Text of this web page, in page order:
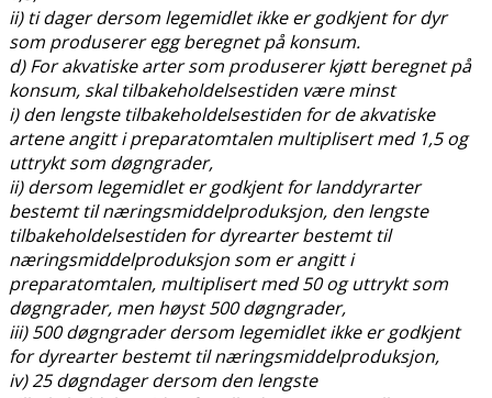
ii) ti dager dersom legemidlet ikke er godkjent for dyr
som produserer egg beregnet på konsum.
d) For akvatiske arter som produserer kjøtt beregnet på
konsum, skal tilbakeholdelsestiden være minst
i) den lengste tilbakeholdelsestiden for de akvatiske
artene angitt i preparatomtalen multiplisert med 1,5 og
uttrykt som døgngrader,
ii) dersom legemidlet er godkjent for landdyrarter
bestemt til næringsmiddelproduksjon, den lengste
tilbakeholdelsestiden for dyrearter bestemt til
næringsmiddelproduksjon som er angitt i
preparatomtalen, multiplisert med 50 og uttrykt som
døgngrader, men høyst 500 døgngrader,
iii) 500 døgngrader dersom legemidlet ikke er godkjent
for dyrearter bestemt til næringsmiddelproduksjon,
iv) 25 døgndager dersom den lengste